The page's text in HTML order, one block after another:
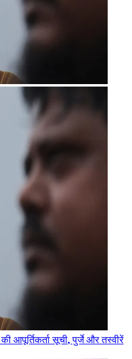
आपूर्तिकर्ता सूची, पुर्जे और तस्वीरें